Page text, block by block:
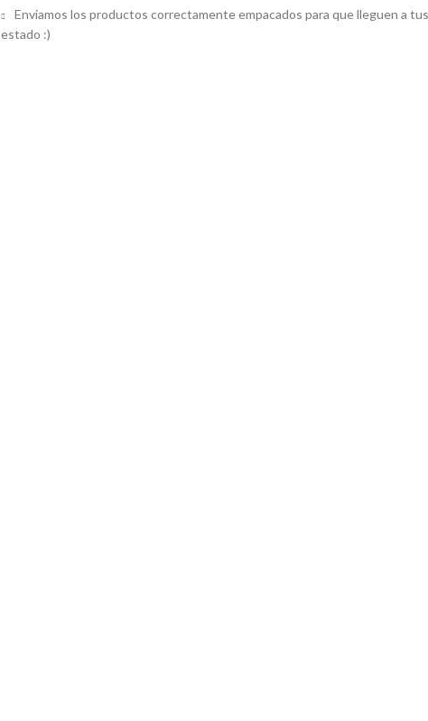
Enviamos los productos correctamente empacados para que lleguen a
estado :)